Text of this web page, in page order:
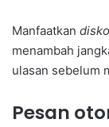
Manfaatkan
menambah
ulasan sebelum
Pesan